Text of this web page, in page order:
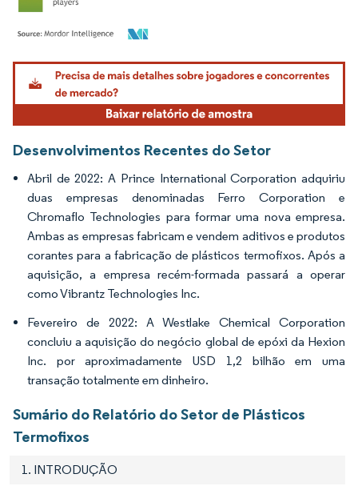
Imagem © Mordor Intelligence. O reuso requer atribuição conforme CC BY 4.0.
Desenvolvimentos Recentes do Setor
Abril de 2022: A Prince International Corporation adquiriu
duas empresas denominadas Ferro Corporation e
Chromaflo Technologies para formar uma nova empresa.
Ambas as empresas fabricam e vendem aditivos e produtos
corantes para a fabricação de plásticos termofixos. Após a
aquisição, a empresa recém-formada passará a operar
como Vibrantz Technologies Inc.
Fevereiro de 2022: A Westlake Chemical Corporation
concluiu a aquisição do negócio global de epóxi da Hexion
Inc. por aproximadamente USD 1,2 bilhão em uma
transação totalmente em dinheiro.
Sumário do Relatório do Setor de Plásticos
Termofixos
1. INTRODUÇÃO